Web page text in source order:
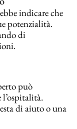
indicare che
potenzialità.
di
può
l’ospitalità.
di aiuto o una